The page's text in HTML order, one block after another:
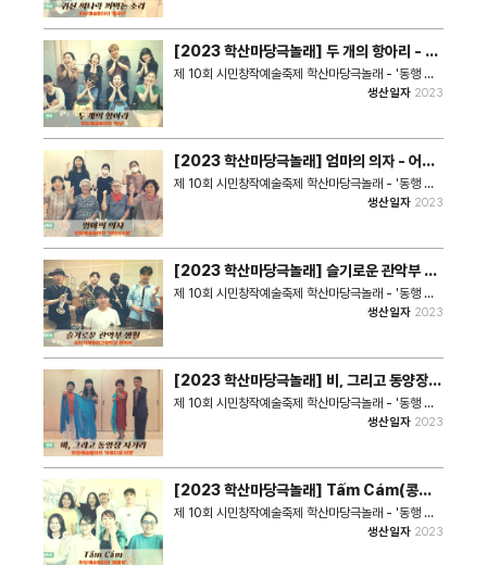
였던 동아리원들과 신규 회원들이 의기투합해서 뭉쳤다.
지역의 이야기와 이슈를 중심으로 한 공연작품을 창작하
고 있다. 출연진 ｜이영남, 김성수, 김태봉, 문다비다, 신
영순, 이인숙 연계단체｜ 극단 미추홀 (강사 김범수) 작
품소개｜승기화장터 동창 모임이 있는 날. 하나 둘 날아
든 귀신들의 씨나락 까먹는 이야기들이 펼쳐진다. 동창
손들의 안녕을 기원하고 다시 길을 떠나는 이야기
[2023 학산마당극놀래] 두 개의 항아리 - 마
냥 공연영상
제 10회 시민창작예술축제 학산마당극놀래 - '동행 그
리고 공감' 작품명 ｜두 개의 항아리 장 르｜연극 참여
전적 이야기와 장애인식 개선 등 사회적 메시지를 담은
창작 작품으로 많은 공감과 호응을 받고 있다. 출연진 ｜
김월랑, 박신영, 김광열, 박은실, 이금희, 이혜란, 임순자
연계단체｜예술공작소 웃다짓다 (강사 오지나) 작품소
개｜육아는 어렵다. 시각장애인 순진에게 육아는 더더
더욱 어렵다. 장애인, 비장애인이 모두 공감할 수밖에 없
생산일자 2023
[2023 학산마당극놀래] 엄마의 의자 - 어벤
져수봉 공연영상
제 10회 시민창작예술축제 학산마당극놀래 - '동행 그
리고 공감' 작품명 ｜엄마의 의자 장 르｜입체낭독극 참
는 다재다능한 동아리원들이 모였다. 특정 나이대 뿐 아
니라 가족 등 전 세대가 생각해봐야 하는 ‘치매’에 대한
이야기에 주목하고 있다. 출연진 ｜민후남, 김소향, 김순
옥, 김현자, 배종대, 이명주, 이서율, 이선옥 연계단체｜
극단 핸즈온 (강사 오연주) 작품소개｜치매에 걸린 엄마
와 그 엄마를 돌보는 가족들. 그리고 그들의 울타리가 되
생산일자 2023
[2023 학산마당극놀래] 슬기로운 관악부 생
활 - 인기공 관악부 공연영상
제 10회 시민창작예술축제 학산마당극놀래 - '동행 그
리고 공감' 작품명 ｜슬기로운 관악부 생활 장 르｜음악
통이 있는 관악부의 학생들이 전체 참여했다. 악기 연주
와 더불어 청소년들의 이야기가 있는 공연 작품을 만들
어 선보였다. 출연진 ｜김현성, 고지명, 곽근우, 김건영,
김민철, 김은빈, 김준호, 김태인, 문우준, 박성환, 박우
찬, 박지민, 박진서, 박현준, 서영준, 오창영, 용석민, 유
세현, 윤승준, 윤영범, 이동민, 이서중, 이승민, 이승혁,
계공업고등학교 관악부원들이 동아리 생활을 하며 겪었
던 일들을 바탕으로 학생들의 갈등과 화해를 통한 화합
의 과정을 담아낸 음악극
생산일자 2023
[2023 학산마당극놀래] 비, 그리고 동양장
사거리
제 10회 시민창작예술축제 학산마당극놀래 - '동행 그
리고 공감' 작품명 ｜비, 그리고 동양장 사거리 장 르｜
원들과 2021년부터 학산생활문화센터로 활동기반을
옮겨 활동을 확대하였으며, 시민 펀딩과 정기 공연을 준
비하며 활동을 심화하고 있다. 출연진 ｜김찬주, 박상용,
박신열, 오세익, 윤경진, 이하늘, 정지훈, 최미자, 한주연
연계단체｜ 예술처房(방) (강사 김은미) 작품소개｜지
금은 흔적도 남지 않고 헐린 옛 동양장. 그럼에도 우리들
생산일자 2023
[2023 학산마당극놀래] Tấm Cám(콩쥐
팥쥐) - 클로벌 공연영상
제 10회 시민창작예술축제 학산마당극놀래 - '동행 그
리고 공감' 작품명 ｜Tấm Cám(콩쥐팥쥐) 장 르｜음
생산일자 2023